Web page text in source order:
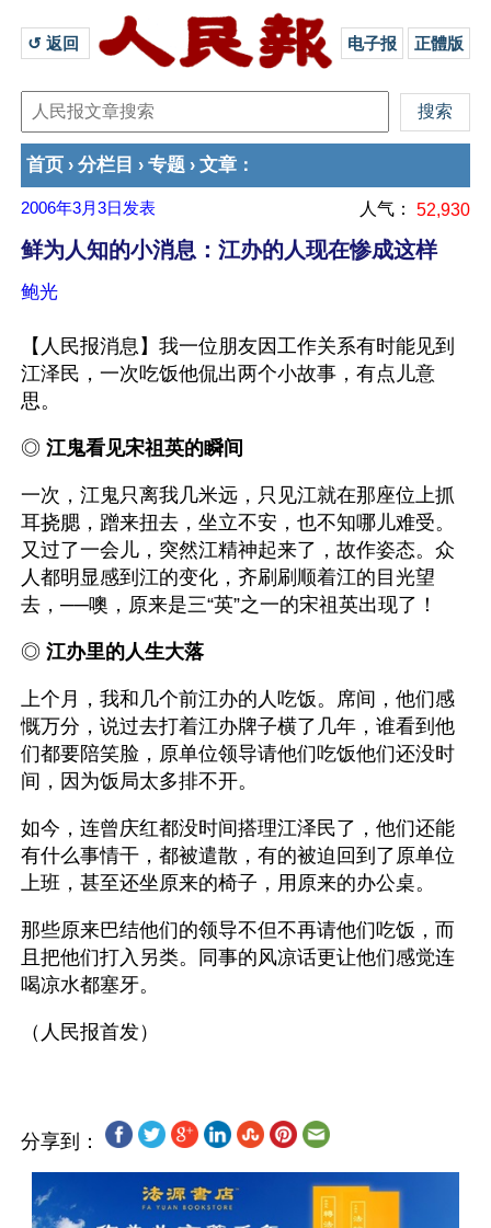
↺ 返回 电子报 正體版
首页 › 分栏目 › 专题 › 文章 ：
2006年3月3日 发表 人气： 52,930
鲜为人知的小消息：江办的人现在惨成这样
鲍光
【人民报消息】我一位朋友因工作关系有时能见到
江泽民，一次吃饭他侃出两个小故事，有点儿意
思。
◎ 江鬼看见宋祖英的瞬间
一次，江鬼只离我几米远，只见江就在那座位上抓
耳挠腮，蹭来扭去，坐立不安，也不知哪儿难受。
又过了一会儿，突然江精神起来了，故作姿态。众
人都明显感到江的变化，齐刷刷顺着江的目光望
去，──噢，原来是三“英”之一的宋祖英出现了！
◎ 江办里的人生大落
上个月，我和几个前江办的人吃饭。席间，他们感
慨万分，说过去打着江办牌子横了几年，谁看到他
们都要陪笑脸，原单位领导请他们吃饭他们还没时
间，因为饭局太多排不开。
如今，连曾庆红都没时间搭理江泽民了，他们还能
有什么事情干，都被遣散，有的被迫回到了原单位
上班，甚至还坐原来的椅子，用原来的办公桌。
那些原来巴结他们的领导不但不再请他们吃饭，而
且把他们打入另类。同事的风凉话更让他们感觉连
喝凉水都塞牙。
分享到：